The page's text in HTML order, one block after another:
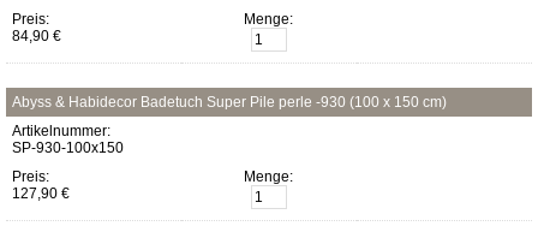
Preis:
84,90 €
Menge:
Abyss & Habidecor Badetuch Super Pile perle -930 (100 x 150 cm)
Artikelnummer:
SP-930-100x150
Preis:
127,90 €
Menge: